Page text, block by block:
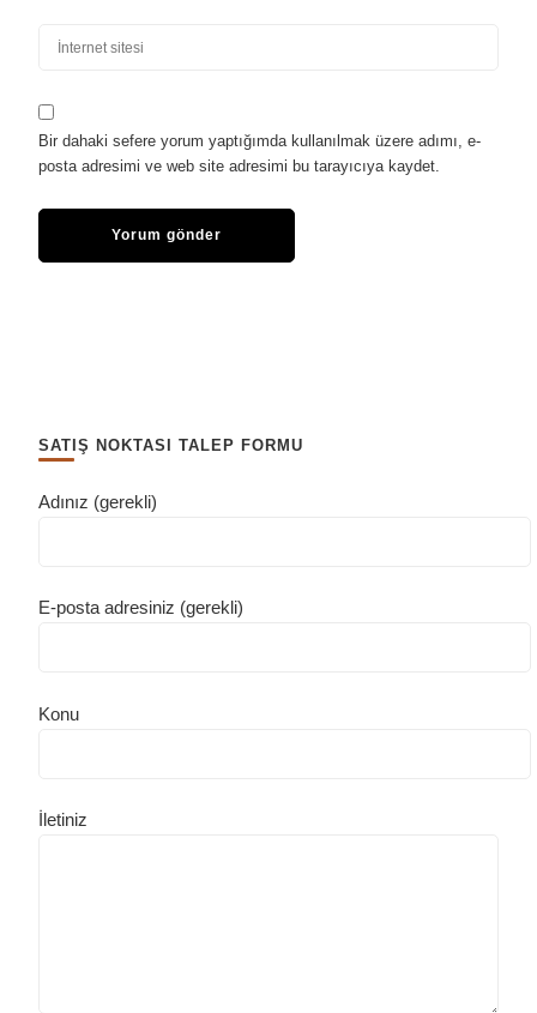
Bir dahaki sefere yorum yaptığımda kullanılmak üzere adımı, e-
posta adresimi ve web site adresimi bu tarayıcıya kaydet.
SATIŞ NOKTASI TALEP FORMU
Adınız (gerekli)
E-posta adresiniz (gerekli)
Konu
İletiniz